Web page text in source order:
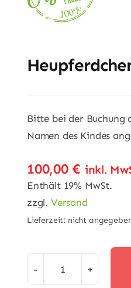
Bitte bei der Buchung
Namen des Kindes
100,00 € inkl.
Enthält 19% MwSt.
zzgl. Versand
Lieferzeit: nicht
Heupferdchen